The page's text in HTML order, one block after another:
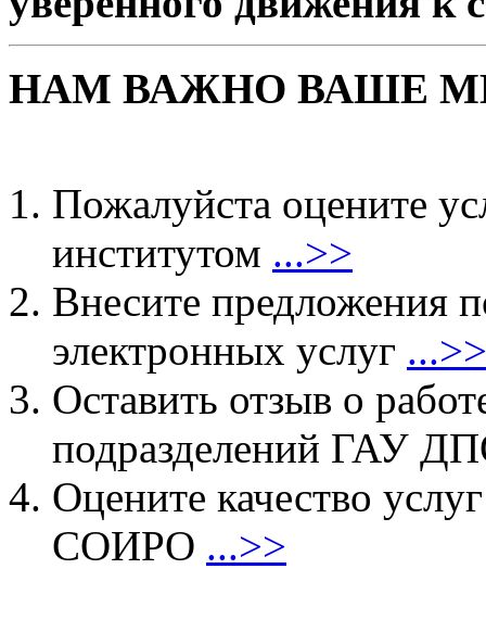
НАМ ВАЖНО ВАШЕ
Пожалуйста оцените
институтом ...>>
Внесите предложения
электронных услуг ...>>
Оставить отзыв о
подразделений ГАУ
Оцените качество
СОИРО ...>>